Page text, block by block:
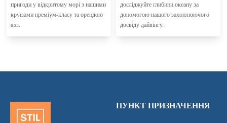
пригоди у відкритому морі з нашими
круїзами преміум-класу та орендою
яхт.
досліджуйте глибини океану за
допомогою нашого захоплюючого
досвіду дайвінгу.
ПУНКТ ПРИЗНАЧЕННЯ